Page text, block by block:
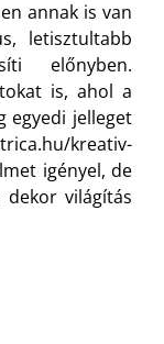
annak is van
letisztultabb
előnyben.
is, ahol a
egyedi jelleget
kreativ-
igényel, de
világítás